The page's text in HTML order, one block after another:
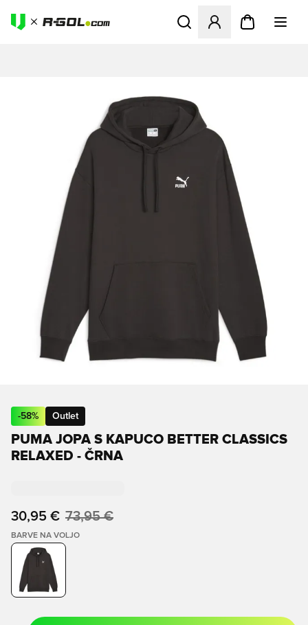
Odpre Modal za prijavo ali
-58% Outlet
PUMA JOPA S KAPUCO BETTER CLASSICS
RELAXED - ČRNA
30,95 € 73,95 €
BARVE NA VOLJO